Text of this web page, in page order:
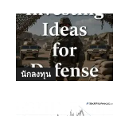
นักลงทุน